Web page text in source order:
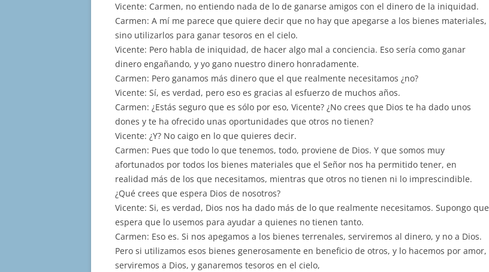
Vicente: Carmen, no entiendo nada de lo de ganarse amigos con el dinero de la iniquidad.
Carmen: A mí me parece que quiere decir que no hay que apegarse a los bienes materiales,
sino utilizarlos para ganar tesoros en el cielo.
Vicente: Pero habla de iniquidad, de hacer algo mal a conciencia. Eso sería como ganar
dinero engañando, y yo gano nuestro dinero honradamente.
Carmen: Pero ganamos más dinero que el que realmente necesitamos ¿no?
Vicente: Sí, es verdad, pero eso es gracias al esfuerzo de muchos años.
Carmen: ¿Estás seguro que es sólo por eso, Vicente? ¿No crees que Dios te ha dado unos
dones y te ha ofrecido unas oportunidades que otros no tienen?
Vicente: ¿Y? No caigo en lo que quieres decir.
Carmen: Pues que todo lo que tenemos, todo, proviene de Dios. Y que somos muy
afortunados por todos los bienes materiales que el Señor nos ha permitido tener, en
realidad más de los que necesitamos, mientras que otros no tienen ni lo imprescindible.
¿Qué crees que espera Dios de nosotros?
Vicente: Si, es verdad, Dios nos ha dado más de lo que realmente necesitamos. Supongo que
espera que lo usemos para ayudar a quienes no tienen tanto.
Carmen: Eso es. Si nos apegamos a los bienes terrenales, serviremos al dinero, y no a Dios.
Pero si utilizamos esos bienes generosamente en beneficio de otros, y lo hacemos por amor,
serviremos a Dios, y ganaremos tesoros en el cielo,